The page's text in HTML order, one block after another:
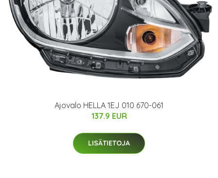
Ajovalo HELLA 1EJ 010 670-061
137.9 EUR
LISÄTIETOJA